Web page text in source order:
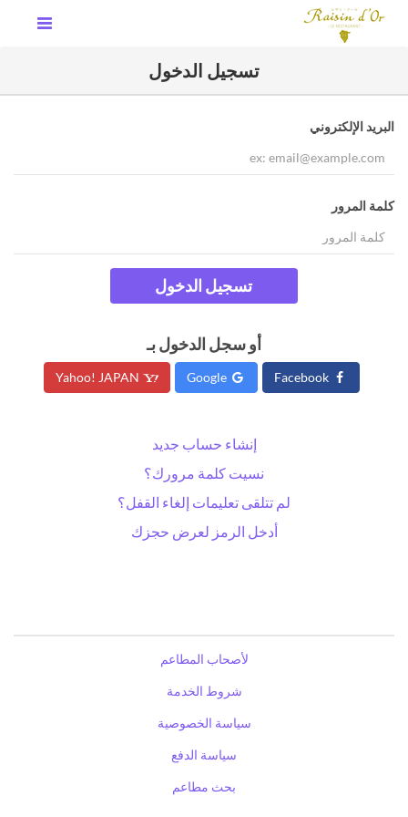
تسجيل الدخول
البريد الإلكتروني
كلمة المرور
تسجيل الدخول
أو سجل الدخول بـ
إنشاء حساب جديد
نسيت كلمة مرورك؟
لم تتلقى تعليمات إلغاء القفل؟
أدخل الرمز لعرض حجزك
لأصحاب المطاعم
شروط الخدمة
سياسة الخصوصية
سياسة الدفع
بحث مطاعم